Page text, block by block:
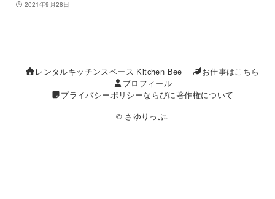
2021年9月28日
レンタルキッチンスペース Kitchen Bee
お仕事はこちら
プロフィール
プライバシーポリシーならびに著作権について
© さゆりっぷ.